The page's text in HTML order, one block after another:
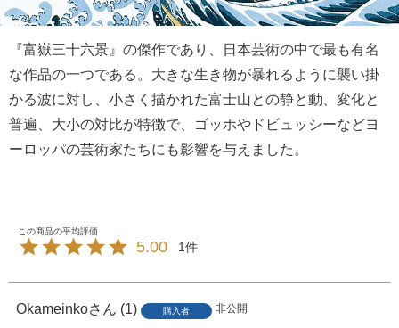
『富嶽三十六景』の傑作であり、日本芸術の中で最も有名
な作品の一つである。大きな生き物が暴れるように襲い掛
かる波に対し、小さく描かれた富士山との静と動、変化と
普遍、大小の対比が特徴で、ゴッホやドビュッシーなどヨ
ーロッパの芸術家たちにも影響を与えました。
5.00 1
Okameinko 1 購入者 非公開